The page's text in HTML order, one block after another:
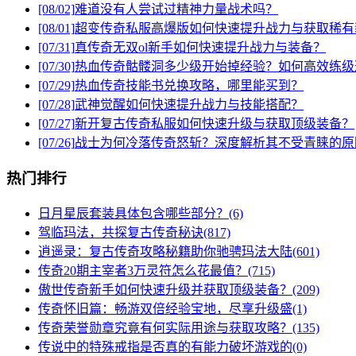
[08/02]难道没有人尝试过精神力量战术吗？
[08/01]超变传奇私服高爆版如何快速提升战力与获取稀有
[07/31]真传奇无双ol新手如何快速提升战力与装备？
[07/30]热血传奇骷髅洞多少级开始掉经验？如何高效练级
[07/29]热血传奇技能书兑换攻略，哪里能买到？
[07/28]武神觉醒如何快速提升战力与技能搭配？
[07/27]新开复古传奇私服如何快速升级与获取顶级装备？
[07/26]战士为何冷落传奇怒斩？深度解析其不受青睐的原
热门排行
日月星辰套装具体包含哪些部分？(6)
驾临玛法，共探复古传奇秘诀(817)
逍遥录：复古传奇攻略秘籍助你驰骋玛法大陆(601)
传奇20期主宰者3万灵符怎么花最值？(715)
傲世传奇新手如何快速升级并获取顶级装备？(209)
传奇怀旧篇：畅游双倍经验宝地，尽享升级盛(1)
传奇荣誉勋章究竟有何实际用途与获取攻略？(135)
传说中的特殊戒指是否真的有能力破坏游戏的(0)